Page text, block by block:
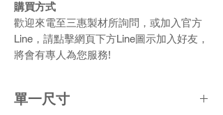
購買方式
歡迎來電至三惠製材所詢問，或加入官方
Line，請點擊網頁下方Line圖示加入好友，
將會有專人為您服務!
單一尺寸